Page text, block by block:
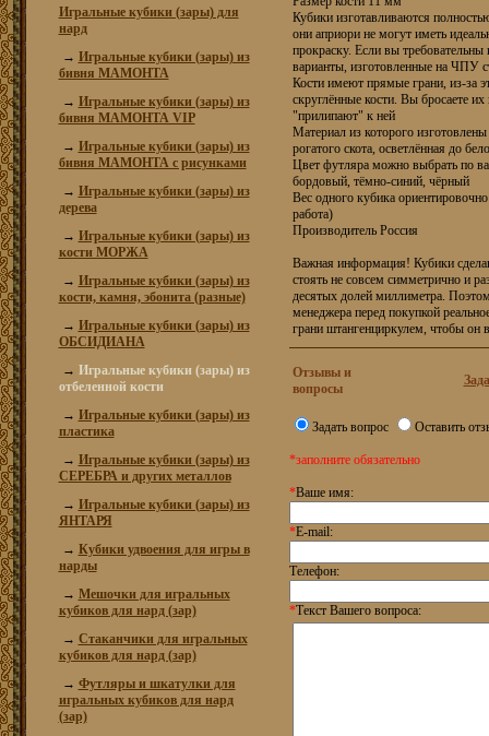
Игральные кубики (зары) для
нард
→ Игральные кубики (зары) из
бивня МАМОНТА
→ Игральные кубики (зары) из
бивня МАМОНТА VIP
→ Игральные кубики (зары) из
бивня МАМОНТА с рисунками
→ Игральные кубики (зары) из
дерева
→ Игральные кубики (зары) из
кости МОРЖА
→ Игральные кубики (зары) из
кости, камня, эбонита (разные)
→ Игральные кубики (зары) из
ОБСИДИАНА
→ Игральные кубики (зары) из
отбеленной кости
→ Игральные кубики (зары) из
пластика
→ Игральные кубики (зары) из
СЕРЕБРА и других металлов
→ Игральные кубики (зары) из
ЯНТАРЯ
→ Кубики удвоения для игры в
нарды
→ Мешочки для игральных
кубиков для нард (зар)
→ Стаканчики для игральных
кубиков для нард (зар)
→ Футляры и шкатулки для
игральных кубиков для нард
(зар)
Кубики изготавливаются
они априори не могут иметь
прокраску. Если вы требовательны
варианты, изготовленные на ЧПУ
Кости имеют прямые грани, из-за
скруглённые кости. Вы бросаете
"прилипают" к ней
Материал из которого
рогатого скота, осветлённая до
Цвет футляра можно выбрать по
бордовый, тёмно-синий, чёрный
Вес одного кубика
работа)
Производитель Россия
Важная информация! Кубики
стоять не совсем симметрично и
десятых долей миллиметра.
менеджера перед покупкой
грани штангенциркулем, чтобы он
Отзывы и
вопросы
Задать вопрос Оставить
*заполните обязательно
*Ваше имя:
*E-mail:
Телефон:
*Текст Вашего вопроса: